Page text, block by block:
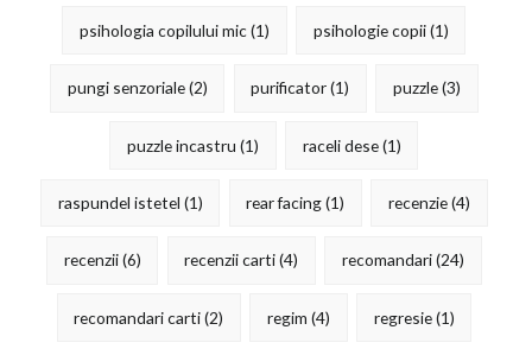
psihologia copilului mic(1) psihologie copii(1)
pungi senzoriale(2) purificator(1) puzzle(3)
puzzle incastru (1) raceli dese(1)
raspundel istetel (1) rear facing(1) recenzie(4)
recenzii(6) recenzii carti(4) recomandari(24)
recomandari carti(2) regim (4) regresie(1)